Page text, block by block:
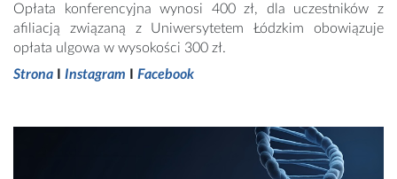
Opłata konferencyjna wynosi 400 zł, dla uczestników z
afiliacją związaną z Uniwersytetem Łódzkim obowiązuje
opłata ulgowa w wysokości 300 zł.
Strona I Instagram I Facebook